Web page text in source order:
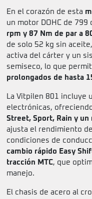
En el corazón de esta
un motor DOHC de 799
rpm y 87 Nm de par a
de solo 52 kg sin
activa del cárter y un
semiseco, lo que
prolongados de hasta
La Vitpilen 801 incluye
electrónicas,
Street, Sport, Rain y
ajusta el rendimiento
condiciones de
cambio rápido Easy
tracción MTC, que
manejo.
El chasis de acero al